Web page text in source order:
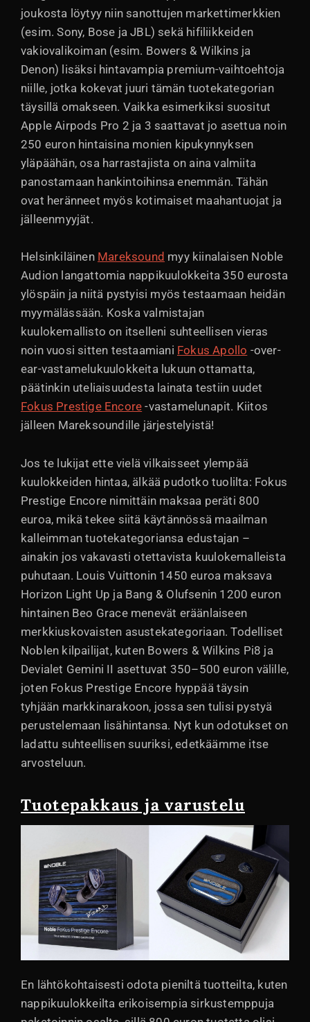
joukosta löytyy niin sanottujen markettimerkkien
(esim. Sony, Bose ja JBL) sekä hifiliikkeiden
vakiovalikoiman (esim. Bowers & Wilkins ja
Denon) lisäksi hintavampia premium-vaihtoehtoja
niille, jotka kokevat juuri tämän tuotekategorian
täysillä omakseen. Vaikka esimerkiksi suositut
Apple Airpods Pro 2 ja 3 saattavat jo asettua noin
250 euron hintaisina monien kipukynnyksen
yläpäähän, osa harrastajista on aina valmiita
panostamaan hankintoihinsa enemmän. Tähän
ovat heränneet myös kotimaiset maahantuojat ja
jälleenmyyjät.
Helsinkiläinen Mareksound myy kiinalaisen Noble
Audion langattomia nappikuulokkeita 350 eurosta
ylöspäin ja niitä pystyisi myös testaamaan heidän
myymälässään. Koska valmistajan
kuulokemallisto on itselleni suhteellisen vieras
noin vuosi sitten testaamiani Fokus Apollo -over-
ear-vastamelukuulokkeita lukuun ottamatta,
päätinkin uteliaisuudesta lainata testiin uudet
Fokus Prestige Encore -vastamelunapit. Kiitos
jälleen Mareksoundille järjestelyistä!
Jos te lukijat ette vielä vilkaisseet ylempää
kuulokkeiden hintaa, älkää pudotko tuolilta: Fokus
Prestige Encore nimittäin maksaa peräti 800
euroa, mikä tekee siitä käytännössä maailman
kalleimman tuotekategoriansa edustajan –
ainakin jos vakavasti otettavista kuulokemalleista
puhutaan. Louis Vuittonin 1450 euroa maksava
Horizon Light Up ja Bang & Olufsenin 1200 euron
hintainen Beo Grace menevät eräänlaiseen
merkkiuskovaisten asustekategoriaan. Todelliset
Noblen kilpailijat, kuten Bowers & Wilkins Pi8 ja
Devialet Gemini II asettuvat 350–500 euron välille,
joten Fokus Prestige Encore hyppää täysin
tyhjään markkinarakoon, jossa sen tulisi pystyä
perustelemaan lisähintansa. Nyt kun odotukset on
ladattu suhteellisen suuriksi, edetkäämme itse
arvosteluun.
Tuotepakkaus ja varustelu
En lähtökohtaisesti odota pieniltä tuotteilta, kuten
nappikuulokkeilta erikoisempia sirkustemppuja